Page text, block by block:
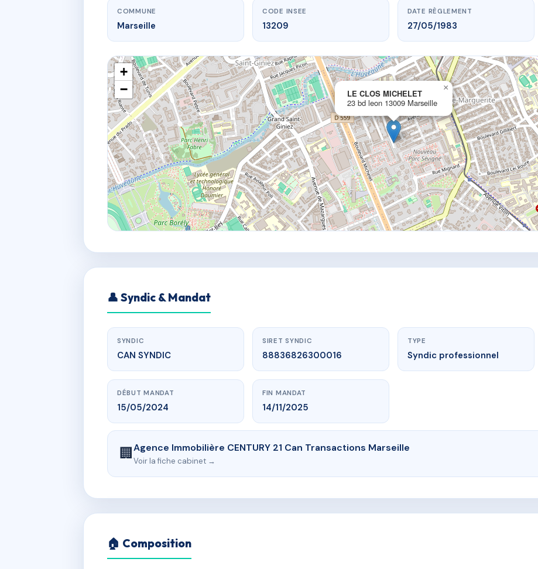
www.vme.plus/AD7125628
LE CLOS MICHELET
23 bd leon13009 Marseille
COMMUNE
Marseille
CODE INSEE
13209
DATE RÈGLEMENT
27/05/1983
LE CLOS MICHELET
23 bd leon 13009 Marseille
×
+
−
👤 Syndic & Mandat
SYNDIC
CAN SYNDIC
SIRET SYNDIC
88836826300016
TYPE
Syndic professionnel
DÉBUT MANDAT
15/05/2024
FIN MANDAT
14/11/2025
🏢Agence Immobilière CENTURY 21 Can Transactions Marseille
Voir la fiche cabinet →
🏠 Composition